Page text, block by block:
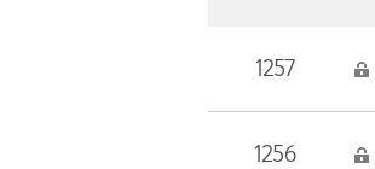
1257
1256